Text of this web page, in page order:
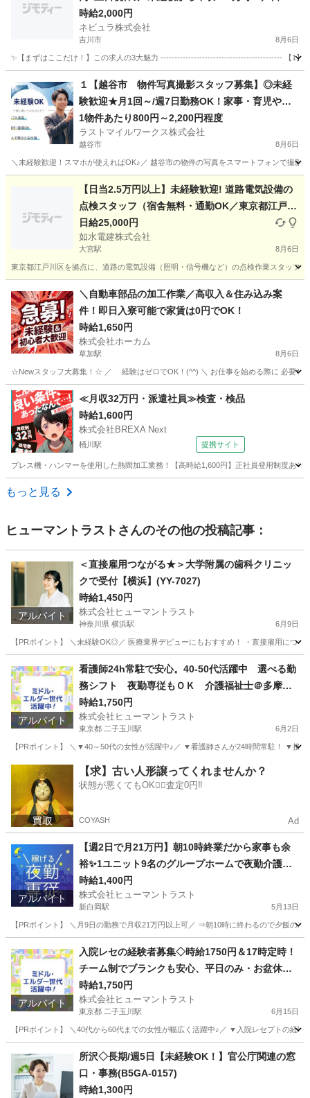
いOK＆交通費別途支給の大手トラクター・エンジ
ン製造スタッフ［茨城県つくばみらい市］80907
時給2,000円
ネビュラ株式会社
吉川市 8月6日
✨【まずはここだけ！】この求人の3大魅力 -------------------------------------------- 【1】
軽作業 スタッフ
１【越谷市 物件写真撮影スタッフ募集】◎未経
験歓迎★月1回～/週7日勤務OK！家事・育児や本
業との両立も、がっつり勤務も大歓迎／自由に選
べる働き方／直行直帰可能
1物件あたり800円～2,200円程度
ラストマイルワークス株式会社
越谷市 8月6日
＼未経験歓迎！スマホが使えればOK♪／ 越谷市の物件の写真をスマートフォンで撮
軽作業 スタッフ
【日当2.5万円以上】未経験歓迎! 道路電気設備の
点検スタッフ（宿舎無料・通勤OK／東京都江戸川
区拠点・1名募集）
日給25,000円
如水電建株式会社
大宮駅 8月6日
東京都江戸川区を拠点に、道路の電気設備（照明・信号機など）の点検作業スタッフ
大宮駅 その他 スタッフ
＼自動車部品の加工作業／高収入＆住み込み案
件！即日入寮可能で家賃は0円でOK！
時給1,650円
株式会社ホーカム
草加駅 8月6日
☆Newスタッフ大募集！☆ ／ 経験はゼロでOK！(^^) ＼ お仕事を始める際に 必要な
埼玉 草加市 草加駅 工場 住み込み
≪月収32万円・派遣社員≫検査・検品
時給1,600円
株式会社BREXA Next
桶川駅 提携サイト
プレス機・ハンマーを使用した熱間加工業務！【高時給1,600円】正社員登用制度あ
埼玉 桶川市
もっと見る
ヒューマントラスト さんのその他の投稿記事：
アルバイト
＜直接雇用つながる★＞大学附属の歯科クリニッ
クで受付【横浜】(YY-7027)
時給1,450円
株式会社ヒューマントラスト
神奈川県 横浜駅 6月9日
【PRポイント】 ＼未経験OK◎／ 医療業界デビューにもおすすめ！ ・直接雇用に
横浜駅 受付 ヒューマントラスト
アルバイト
看護師24h常駐で安心。40-50代活躍中 選べる勤
務シフト 夜勤専従もＯＫ 介護福祉士＠多摩堤
通り/鎌田四丁目(ES1W-3576)
時給1,750円
株式会社ヒューマントラスト
東京都 二子玉川駅 6月2日
【PRポイント】 ＼▼40～50代の女性が活躍中♪／ ▼看護師さんが24時間常駐！ ▼接
二子玉川駅 介護福祉士 時給
【求】古い人形譲ってくれませんか？
状態が悪くてもOK🙆‍♀️査定0円‼️
COYASH Ad
アルバイト
【週2日で月21万円】朝10時終業だから家事も余
裕✨1ユニット9名のグループホームで夜勤介護ス
タッフ(ES1W-3609)
時給1,400円
株式会社ヒューマントラスト
新白岡駅 5月13日
【PRポイント】 ＼月9日の勤務で月収21万円以上可／ ⇒朝10時に終わるので夕飯の
新白岡駅 介護 スタッフ
アルバイト
入院レセの経験者募集◇時給1750円＆17時定時！
チーム制でブランクも安心、平日のみ・お盆休み
も相談可(ES1W-3638_1)
時給1,750円
株式会社ヒューマントラスト
東京都 二子玉川駅 6月15日
【PRポイント】 ＼40代から60代までの女性が幅広く活躍中♪／ ▼入院レセプトの
二子玉川駅 医療事務 ヒューマントラスト
所沢◇長期/週5日【未経験OK！】官公庁関連の窓
口・事務(B5GA-0157)
時給1,300円